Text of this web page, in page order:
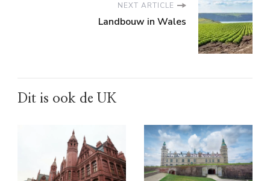
NEXT ARTICLE
Landbouw in Wales
Dit is ook de UK